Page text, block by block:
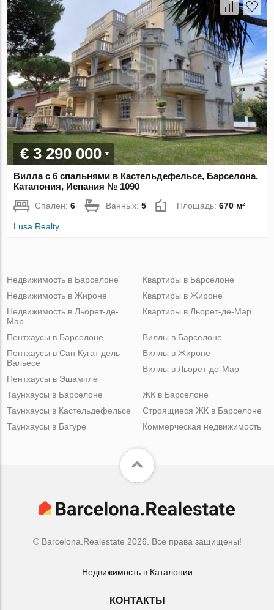
€ 3 290 000
Вилла с 6 спальнями в Кастельдефельсе, Барселона,
Каталония, Испания № 1090
Спален:6 Ванных:5 Площадь:670 м²
Lusa Realty
Недвижимость в Барселоне
Недвижимость в Жироне
Недвижимость в Льорет-де-
Мар
Квартиры в Барселоне
Квартиры в Жироне
Квартиры в Льорет-де-Мар
Пентхаусы в Барселоне
Пентхаусы в Сан Кугат дель
Вальесе
Пентхаусы в Эшампле
Виллы в Барселоне
Виллы в Жироне
Виллы в Льорет-де-Мар
Таунхаусы в Барселоне
Таунхаусы в Кастельдефельсе
Таунхаусы в Багуре
ЖК в Барселоне
Строящиеся ЖК в Барселоне
Коммерческая недвижимость
© Barcelona.Realestate 2026. Все права защищены!
Недвижимость в Каталонии
КОНТАКТЫ